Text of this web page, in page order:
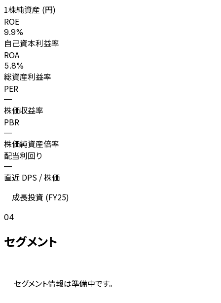
1株純資産 (円)
ROE
9.9%
自己資本利益率
ROA
5.8%
総資産利益率
PER
—
株価収益率
PBR
—
株価純資産倍率
配当利回り
—
直近 DPS / 株価
成長投資 (FY25)
04
セグメント
セグメント情報は準備中です。